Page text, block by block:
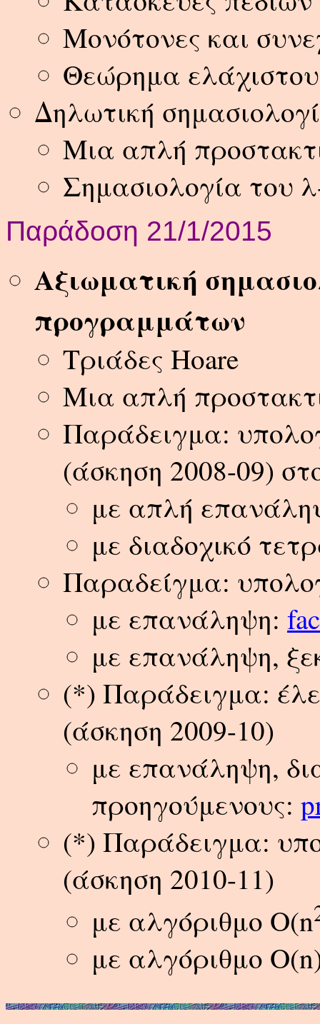
Μονότονες και
Θεώρημα
Δηλωτική
Μια απλή
Σημασιολογία του
Παράδοση 21/1/2015
Αξιωματική
προγραμμάτων
Τριάδες Hoare
Μια απλή
Παράδειγμα:
(άσκηση 2008-09)
με απλή
με διαδοχικό
Παραδείγμα:
με επανάληψη:
με επανάληψη,
(*) Παράδειγμα:
(άσκηση 2009-10)
με επανάληψη,
προηγούμενους:
(*) Παράδειγμα:
(άσκηση 2010-11)
με αλγόριθμο Ο(n
με αλγόριθμο